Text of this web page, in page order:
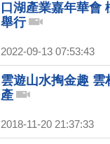
口湖產業嘉年華會
舉行
2022-09-13 07:53:43
雲遊山水掏金趣 雲
產
2018-11-20 21:37:33